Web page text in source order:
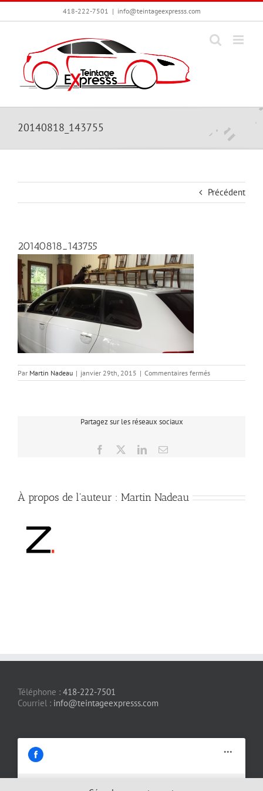
Passer
418-222-7501 | info@teintageexpresss.com
20140818_143755
Précédent
20140818_143755
Par Martin Nadeau | janvier 29th, 2015 | Commentaires ferméssur
Partagez sur les réseaux sociaux
Facebook LinkedInEmail
À propos de l'auteur : Martin Nadeau
Téléphone : 418-222-7501
Courriel : info@teintageexpresss.com